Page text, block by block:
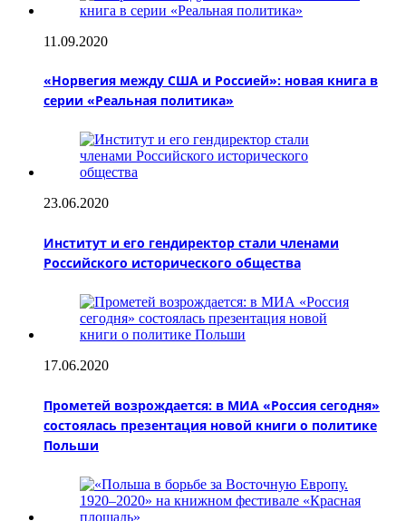
11.09.2020
«Норвегия между США и Россией»: новая книга в
серии «Реальная политика»
23.06.2020
Институт и его гендиректор стали членами
Российского исторического общества
17.06.2020
Прометей возрождается: в МИА «Россия сегодня»
состоялась презентация новой книги о политике
Польши